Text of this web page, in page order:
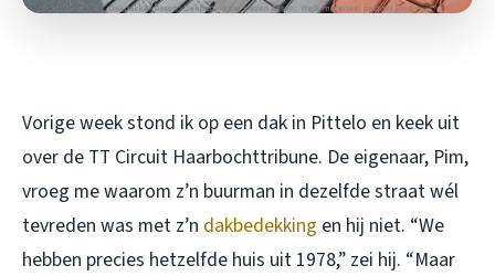
Vorige week stond ik op een dak in Pittelo en keek uit
over de TT Circuit Haarbochttribune. De eigenaar, Pim,
vroeg me waarom z’n buurman in dezelfde straat wél
tevreden was met z’n dakbedekking en hij niet. “We
hebben precies hetzelfde huis uit 1978,” zei hij. “Maar